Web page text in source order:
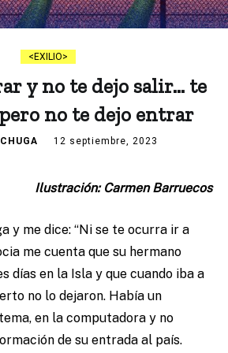
EXILIO
y no te dejo salir… te
no te dejo entrar
12 septiembre, 2023
Ilustración: Carmen Barruecos
y me dice: “Ni se te ocurra ir a
me cuenta que su hermano
días en la Isla y que cuando iba a
no lo dejaron. Había un
en la computadora y no
de su entrada al país.